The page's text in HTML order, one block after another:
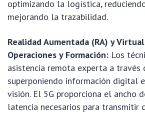
optimizando la logística,
mejorando la trazabilidad.
Realidad Aumentada (RA) y
Operaciones y Formación: Los
asistencia remota experta a través
superponiendo información digital
visión. El 5G proporciona el ancho
latencia necesarios para transmitir